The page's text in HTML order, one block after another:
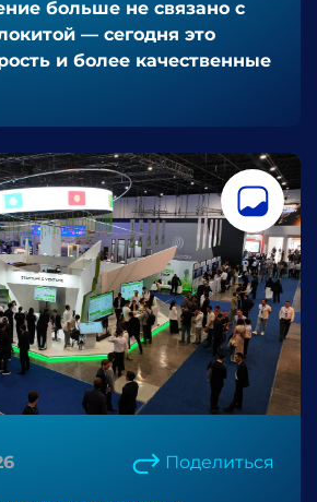
больше не связано с
— сегодня это
и более качественные
Поделиться